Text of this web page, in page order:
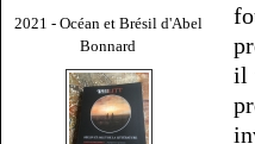
2021 - Océan et Brésil d'Abel
Bonnard
il